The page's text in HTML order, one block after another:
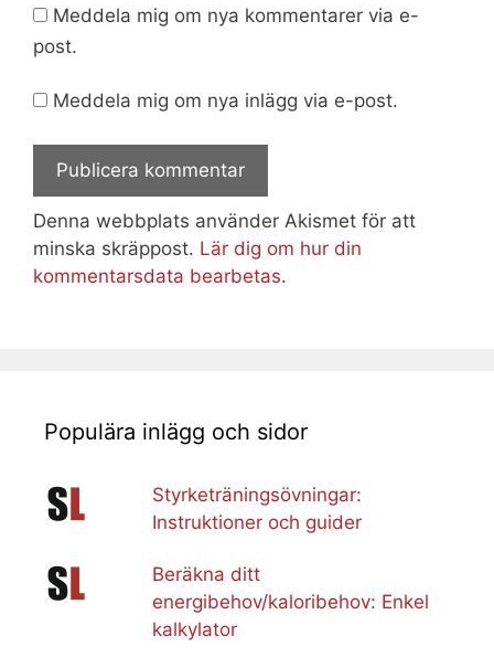
Meddela mig om nya kommentarer via e-
post.
Meddela mig om nya inlägg via e-post.
Denna webbplats använder Akismet för att
minska skräppost. Lär dig om hur din
kommentarsdata bearbetas.
Populära inlägg och sidor
Styrketräningsövningar:
Instruktioner och guider
Beräkna ditt
energibehov/kaloribehov: Enkel
kalkylator